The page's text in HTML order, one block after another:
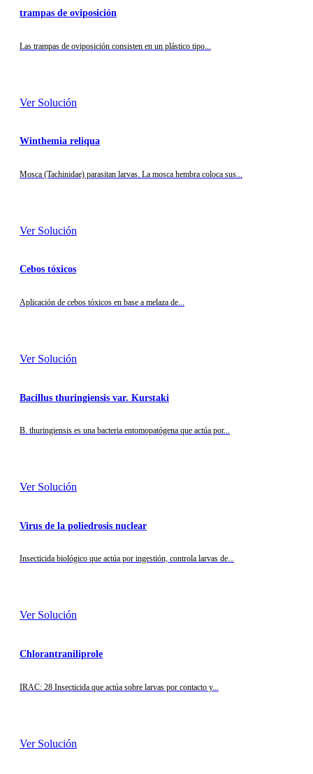
trampas de oviposición
Las trampas de oviposición consisten en un plástico tipo...
Ver Solución
Winthemia reliqua
Mosca (Tachinidae) parasitan larvas. La mosca hembra coloca sus...
Ver Solución
Cebos tóxicos
Aplicación de cebos tóxicos en base a melaza de...
Ver Solución
Bacillus thuringiensis var. Kurstaki
B. thuringiensis es una bacteria entomopatógena que actúa por...
Ver Solución
Virus de la poliedrosis nuclear
Insecticida biológico que actúa por ingestión, controla larvas de...
Ver Solución
Chlorantraniliprole
IRAC: 28 Insecticida que actúa sobre larvas por contacto y...
Ver Solución